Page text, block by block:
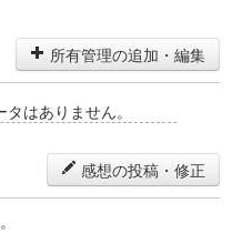
所有管理の追加・編集
はありません。
感想の投稿・修正